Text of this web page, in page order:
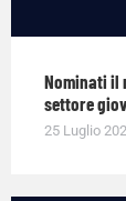
Nominati il
settore
25 Luglio